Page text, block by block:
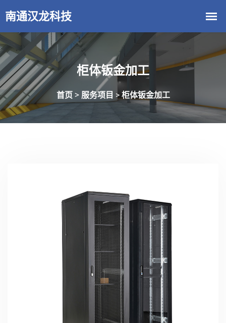
柜体钣金加工
首页 > 服务项目 > 柜体钣金加工